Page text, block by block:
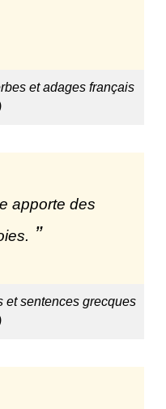
et adages français
apporte des
et sentences grecques